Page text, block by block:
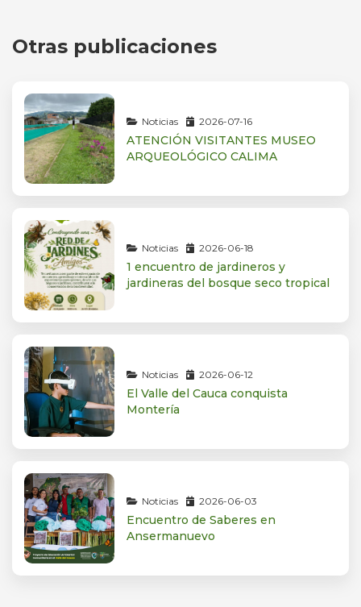
Otras publicaciones
Noticias 2026-07-16
ATENCIÓN VISITANTES MUSEO
ARQUEOLÓGICO CALIMA
Noticias 2026-06-18
1 encuentro de jardineros y
jardineras del bosque seco tropical
Noticias 2026-06-12
El Valle del Cauca conquista
Montería
Noticias 2026-06-03
Encuentro de Saberes en
Ansermanuevo